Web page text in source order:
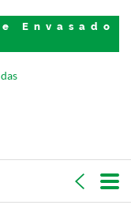
Envasado